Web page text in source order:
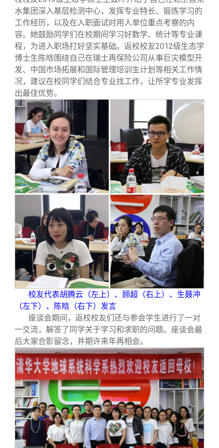
水集团深入基层检测中心，发挥专业特长、锻炼学习的
工作经历，以及在入职面试时用人单位重点考察的内
容。她鼓励同学们在校期间学习好数学、统计等专业课
程，为进入职场打好坚实基础。返校校友2012级生态学
博士生陈晗围绕自己在瑞士再保险公司从事巨灾模型开
发、中国市场拓展和国际管理培训生计划等相关工作情
况，建议在校同学们结合专业找工作，让所学专业发挥
出最佳优势。
校友代表胡腾云（左上）、顾超（右上）、生聂冲
（左下）、陈晗（右下）发言
座谈会期间，返校校友们还与参会学生进行了一对
一交流，解答了同学关于学习和求职的问题。座谈会最
后大家合影留念，并期许来年再相会。